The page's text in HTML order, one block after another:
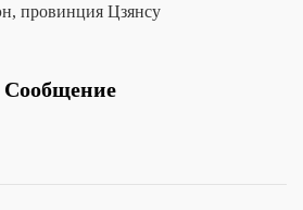
провинция Цзянсу
Сообщение